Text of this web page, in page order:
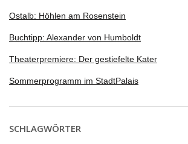
Ostalb: Höhlen am Rosenstein
Buchtipp: Alexander von Humboldt
Theaterpremiere: Der gestiefelte Kater
Sommerprogramm im StadtPalais
SCHLAGWÖRTER